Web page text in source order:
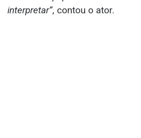
interpretar”, contou o ator.